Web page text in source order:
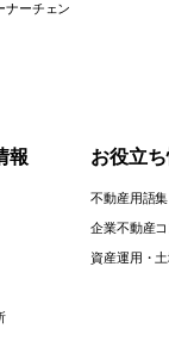
ナーチェン
報 お役立
不動産用語集
企業不動産
資産運用・